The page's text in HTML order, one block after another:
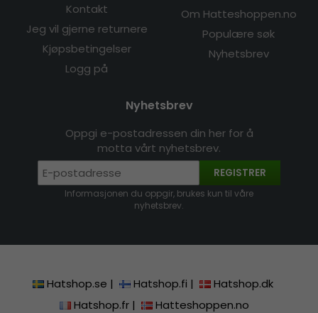
Kontakt
Jeg vil gjerne returnere
Kjøpsbetingelser
Logg på
Om Hatteshoppen.no
Populære søk
Nyhetsbrev
Nyhetsbrev
Oppgi e-postadressen din her for å
motta vårt nyhetsbrev.
REGISTRER
Informasjonen du oppgir, brukes kun til våre
nyhetsbrev.
Hatshop.se | Hatshop.fi |
Hatshop.dk
Hatshop.fr|
Hatteshoppen.no